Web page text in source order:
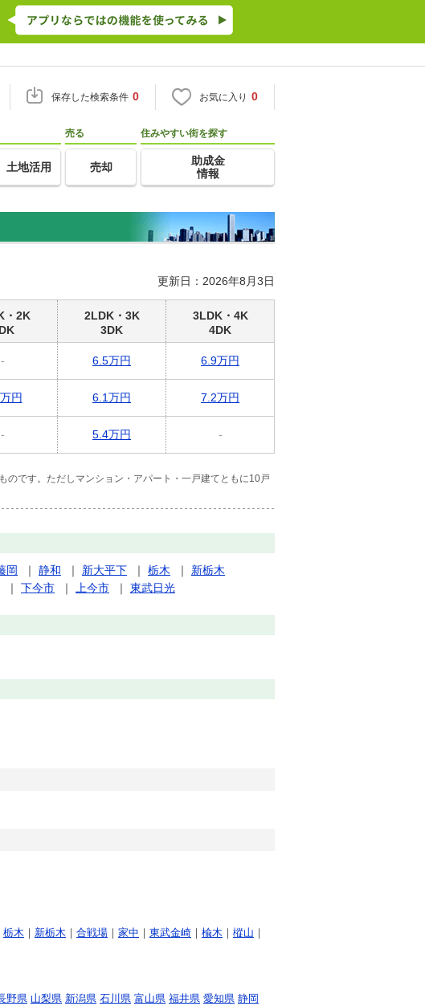
保存した検索条件 0 お気に入り 0
土地活用
売る
売却
住みやすい街を探す
助成金
情報
更新日：2026年8月3日
・2K
2LDK・3K
3DK
3LDK・4K
4DK
- 6.5万円 6.9万円
円 6.1万円 7.2万円
- 5.4万円 -
です。ただしマンション・アパート・一戸建てともに10戸
岡 ｜ 静和 ｜ 新大平下 ｜ 栃木 ｜ 新栃木
｜ 下今市 ｜ 上今市 ｜ 東武日光
栃木 ｜ 新栃木 ｜ 合戦場 ｜ 家中 ｜ 東武金崎 ｜ 楡木 ｜ 樅山 ｜
野県 山梨県 新潟県 石川県 富山県 福井県 愛知県 静岡